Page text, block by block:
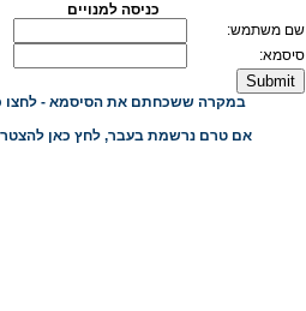
כניסה למנויים
שם משתמש:
סיסמא:
במקרה ששכחתם את הסיסמא - לחצו
אם טרם נרשמת בעבר, לחץ כאן